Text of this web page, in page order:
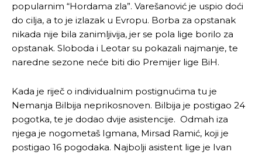
popularnim “Hordama zla”. Varešanović je uspio doći
do cilja, a to je izlazak u Evropu. Borba za opstanak
nikada nije bila zanimljivija, jer se pola lige borilo za
opstanak. Sloboda i Leotar su pokazali najmanje, te
naredne sezone neće biti dio Premijer lige BiH.
Kada je riječ o individualnim postignućima tu je
Nemanja Bilbija neprikosnoven. Bilbija je postigao 24
pogotka, te je dodao dvije asistencije. Odmah iza
njega je nogometaš Igmana, Mirsad Ramić, koji je
postigao 16 pogodaka. Najbolji asistent lige je Ivan